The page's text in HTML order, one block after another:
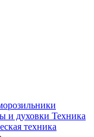
и духовки Техника
техника